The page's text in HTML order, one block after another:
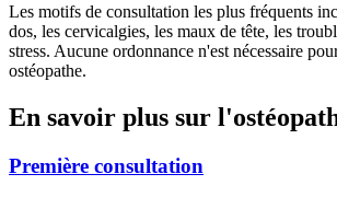
Les motifs de consultation les plus fréquents
dos, les cervicalgies, les maux de tête, les
stress. Aucune ordonnance n'est nécessaire
ostéopathe.
En savoir plus sur
Première consultation